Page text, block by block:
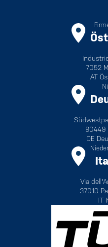
7052
AT
90449
DE
Via
37010
IT